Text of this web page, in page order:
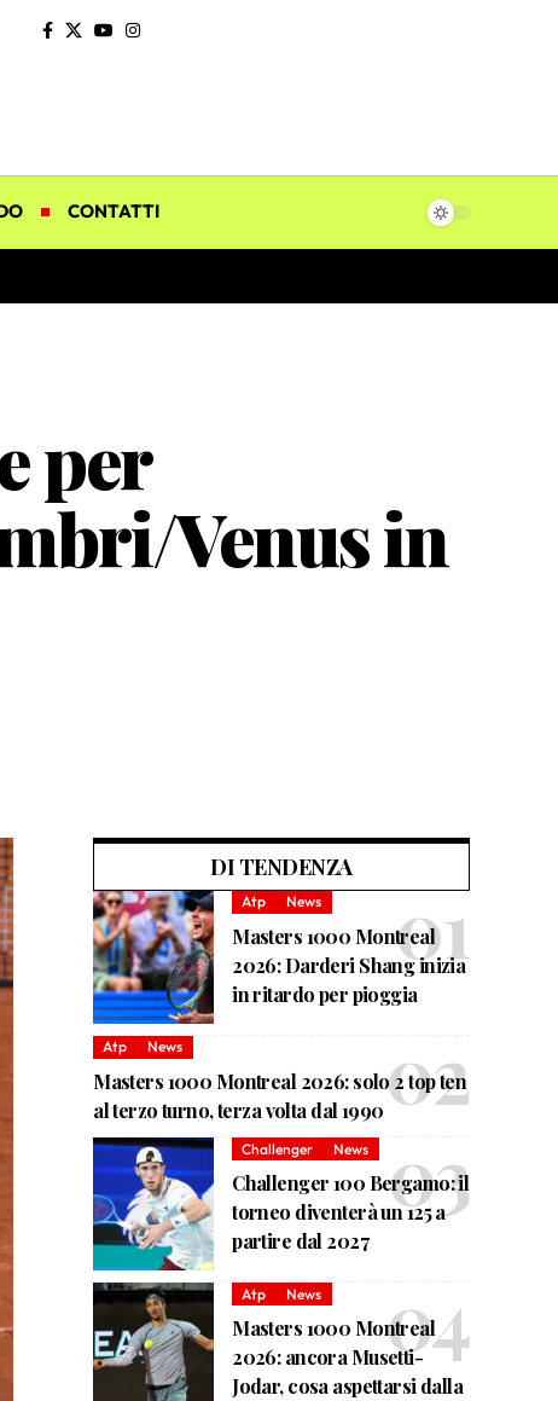
CONTATTI
per
Venus in
DI TENDENZA
Atp News
Masters 1000 Montreal
2026: Darderi Shang inizia
in ritardo per pioggia
Atp News
Masters 1000 Montreal 2026: solo 2 top ten
al terzo turno, terza volta dal 1990
Challenger News
Challenger 100 Bergamo: il
torneo diventerà un 125 a
partire dal 2027
Atp News
Masters 1000 Montreal
2026: ancora Musetti-
Jodar, cosa aspettarsi dalla